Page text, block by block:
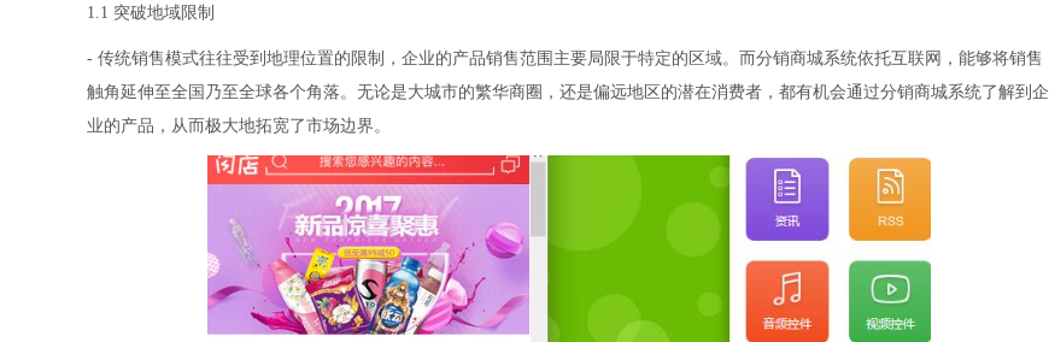
1.1 突破地域限制
- 传统销售模式往往受到地理位置的限制，企业的产品销售范围主要局限于特定的区域。而分销商城系统依托互联网，能够将销售
触角延伸至全国乃至全球各个角落。无论是大城市的繁华商圈，还是偏远地区的潜在消费者，都有机会通过分销商城系统了解到企
业的产品，从而极大地拓宽了市场边界。